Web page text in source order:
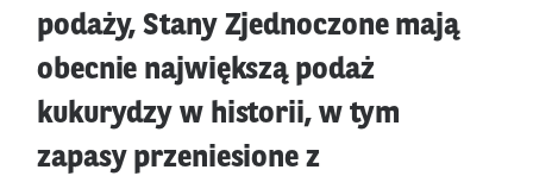
podaży, Stany Zjednoczone mają
obecnie największą podaż
kukurydzy w historii, w tym
zapasy przeniesione z